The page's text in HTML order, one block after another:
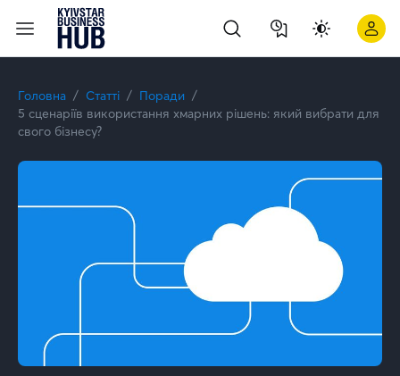
Головна Статті
Поради
5 сценаріїв використання хмарних рішень: який вибрати для
свого бізнесу?
5 сценаріїв використання хмарних рішень: який вибрати